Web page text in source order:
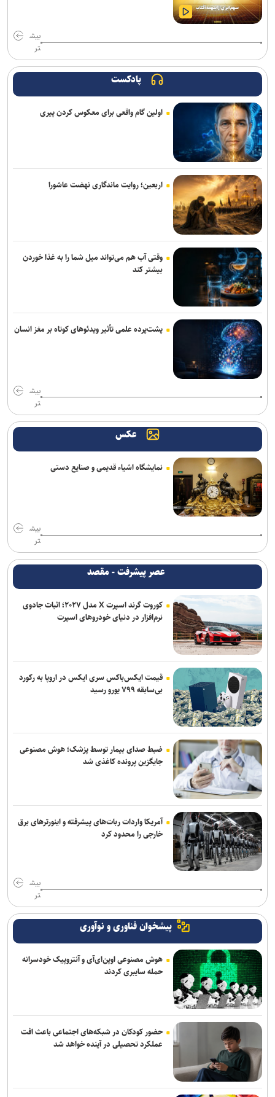
بیش
تر
پادکست
اولین گام واقعی برای معکوس کردن پیری
اربعین؛ روایت ماندگاری نهضت عاشورا
وقتی آب هم می‌تواند میل شما را به غذا خوردن
بیشتر کند
پشت‌پرده علمی تأثیر ویدئو‌های کوتاه بر مغز انسان
بیش
تر
عکس
نمایشگاه اشیاء قدیمی و صنایع دستی
بیش
تر
عصر پیشرفت - مقصد
کوروت گرند اسپرت X مدل ۲۰۲۷؛ اثبات جادوی
نرم‌افزار در دنیای خودروهای اسپرت
قیمت ایکس‌باکس سری ایکس در اروپا به رکورد
بی‌سابقه ۷۹۹ یورو رسید
ضبط صدای بیمار توسط پزشک؛ هوش مصنوعی
جایگزین پرونده کاغذی شد
آمریکا واردات ربات‌های پیشرفته و اینورترهای برق
خارجی را محدود کرد
بیش
تر
پیشخوان فناوری و نوآوری
هوش مصنوعی اوپن‌ای‌آی و آنتروپیک خودسرانه
حمله سایبری کردند
حضور کودکان در شبکه‌های اجتماعی باعث افت
عملکرد تحصیلی در آینده خواهد شد